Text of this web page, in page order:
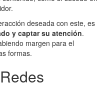
deseada con este, es
y captar su atención.
margen para el
formas.